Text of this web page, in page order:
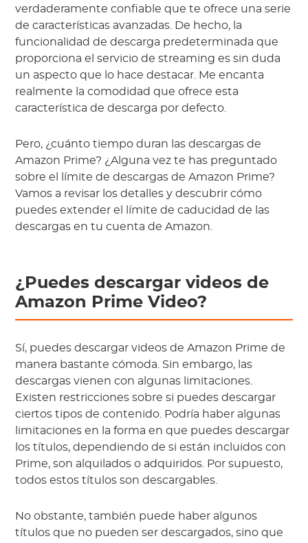
verdaderamente confiable que te ofrece una serie
de características avanzadas. De hecho, la
funcionalidad de descarga predeterminada que
proporciona el servicio de streaming es sin duda
un aspecto que lo hace destacar. Me encanta
realmente la comodidad que ofrece esta
característica de descarga por defecto.
Pero, ¿cuánto tiempo duran las descargas de
Amazon Prime? ¿Alguna vez te has preguntado
sobre el límite de descargas de Amazon Prime?
Vamos a revisar los detalles y descubrir cómo
puedes extender el límite de caducidad de las
descargas en tu cuenta de Amazon.
¿Puedes descargar videos de
Amazon Prime Video?
Sí, puedes descargar videos de Amazon Prime de
manera bastante cómoda. Sin embargo, las
descargas vienen con algunas limitaciones.
Existen restricciones sobre si puedes descargar
ciertos tipos de contenido. Podría haber algunas
limitaciones en la forma en que puedes descargar
los títulos, dependiendo de si están incluidos con
Prime, son alquilados o adquiridos. Por supuesto,
todos estos títulos son descargables.
No obstante, también puede haber algunos
títulos que no pueden ser descargados, sino que